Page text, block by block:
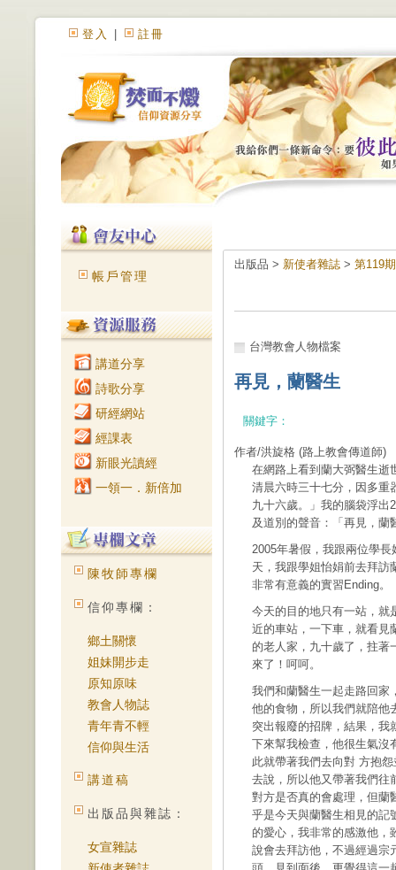
登入 註冊
帳戶管理
講道分享
詩歌分享
研經網站
經課表
新眼光讀經
一領一．新倍加
陳牧師專欄
信仰專欄：
鄉土關懷
姐妹開步走
原知原味
教會人物誌
青年青不輕
信仰與生活
講道稿
出版品與雜誌：
女宣雜誌
出版品 > 新使者雜誌 > 第119
台灣教會人物檔案
再見，蘭醫生
關鍵字：
作者/洪旋格 (路上教會傳道師)
在網路上看到蘭大弼醫生逝
清晨六時三十七分，因多重
九十六歲。」我的腦袋浮出
及道別的聲音：「再見，
2005年暑假，我跟兩位學
天，我跟學姐怡娟前去拜訪
非常有意義的實習Ending。
今天的目的地只有一站，就
近的車站，一下車，就看見
的老人家，九十歲了，拄著
來了！呵呵。
我們和蘭醫生一起走路回家
他的食物，所以我們就陪他
突出報廢的招牌，結果，我
下來幫我檢查，他很生氣沒
此就帶著我們去向對 方抱
去說，所以他又帶著我們往
對方是否真的會處理，但蘭
乎是今天與蘭醫生相見的記
的愛心，我非常的感激他，
說會去拜訪他，不過經過宗